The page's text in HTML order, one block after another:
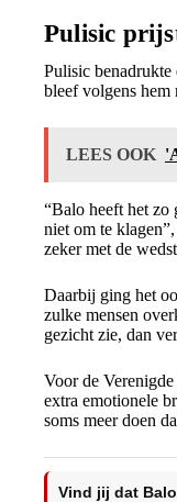
Pulisic
Pulisic benadrukte
bleef volgens
LEES OOK
“Balo heeft het zo
niet om te
zeker met de
Daarbij ging het
zulke mensen
gezicht zie, dan
Voor de
extra emotionele
soms meer doen
Vind jij dat